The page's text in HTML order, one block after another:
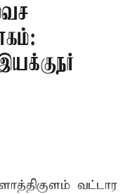
வட்டார